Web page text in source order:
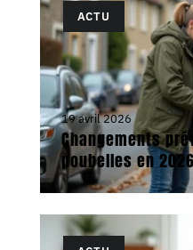
ACTU
19 avril 2026
Changements
poubelles en 2026